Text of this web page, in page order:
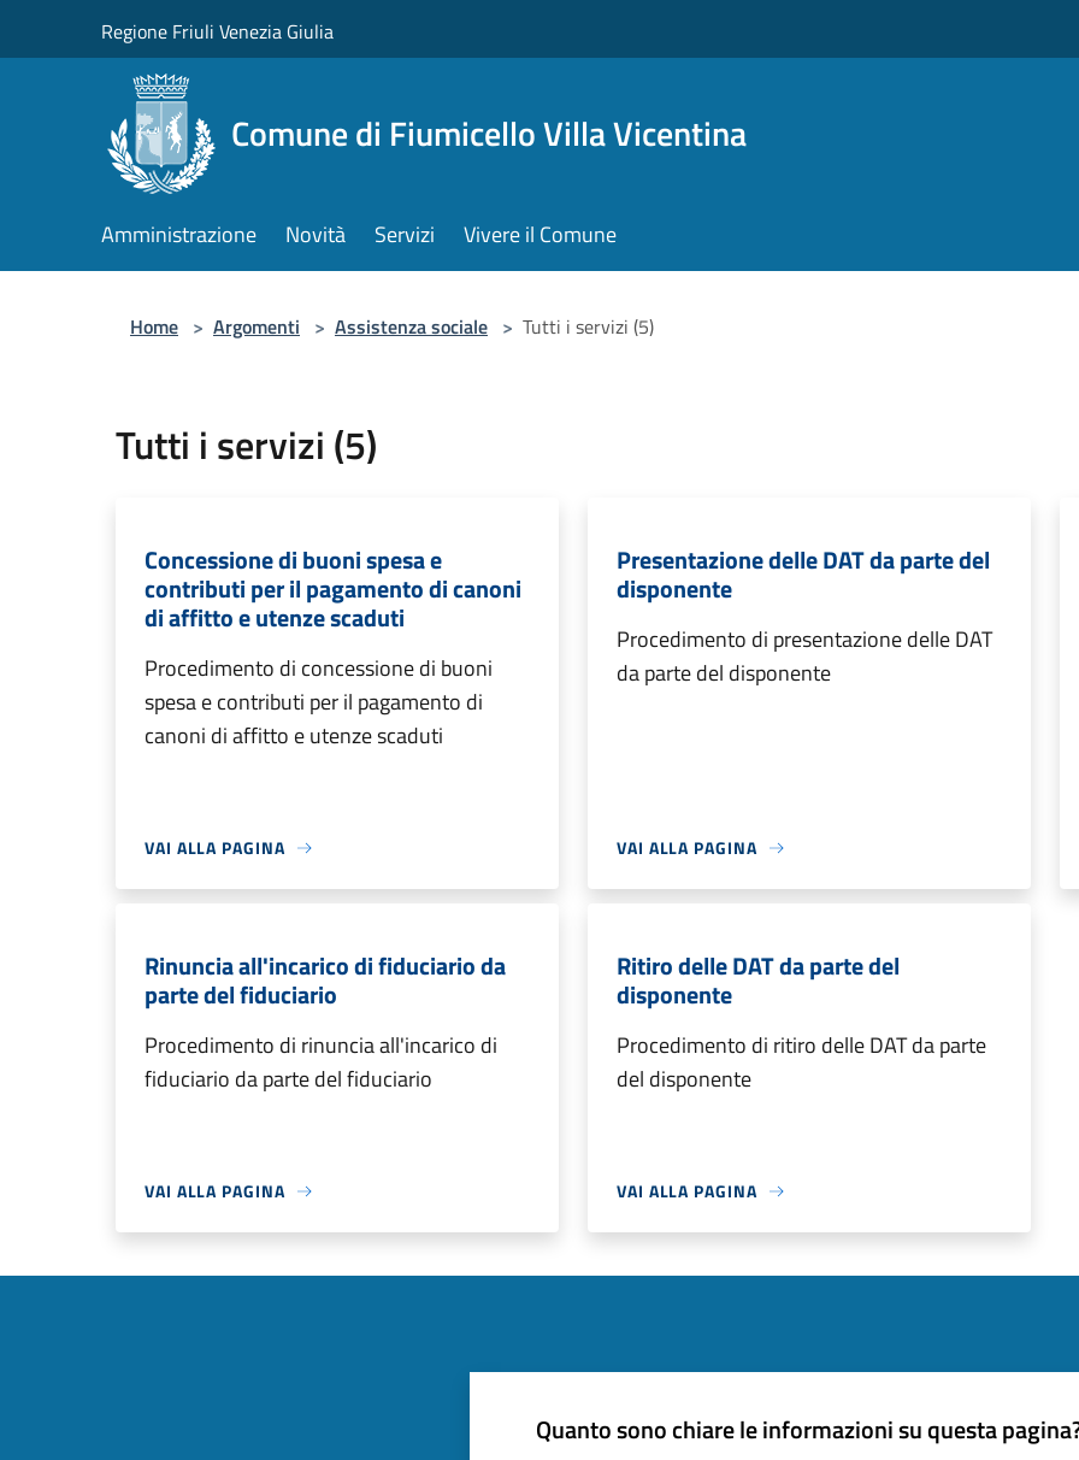
Regione Friuli Venezia Giulia
Comune di Fiumicello Villa Vicentina
Amministrazione Novità Servizi Vivere il Comune
Home > Argomenti > Assistenza sociale > Tutti i servizi (5)
Tutti i servizi (5)
Concessione di buoni spesa e
contributi per il pagamento di canoni
di affitto e utenze scaduti
Procedimento di concessione di buoni
spesa e contributi per il pagamento di
canoni di affitto e utenze scaduti
VAI ALLA PAGINA
Presentazione delle DAT da parte del
disponente
Procedimento di presentazione delle DAT
da parte del disponente
VAI ALLA PAGINA
Rinuncia all'incarico di fiduciario da
parte del fiduciario
Procedimento di rinuncia all'incarico di
fiduciario da parte del fiduciario
VAI ALLA PAGINA
Ritiro delle DAT da parte del
disponente
Procedimento di ritiro delle DAT da parte
del disponente
VAI ALLA PAGINA
Quanto sono chiare le informazioni su questa